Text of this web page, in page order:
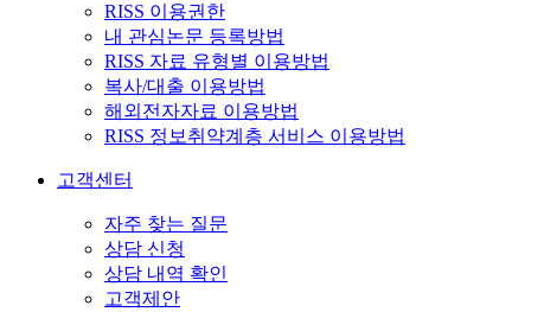
RISS 이용권한
내 관심논문 등록방법
RISS 자료 유형별 이용방법
복사/대출 이용방법
해외전자자료 이용방법
RISS 정보취약계층 서비스 이용방법
고객센터
자주 찾는 질문
상담 신청
상담 내역 확인
고객제안